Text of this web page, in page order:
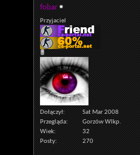
fobar
Przyjaciel
Dołączył
Sat Mar 2008
Przegląda
Gorzów Wlkp.
Wiek
32
Posty
270